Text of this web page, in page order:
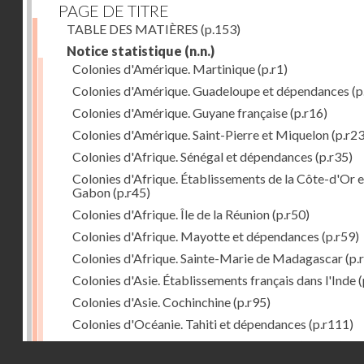
PAGE DE TITRE
TABLE DES MATIÈRES (p.153)
Notice statistique (n.n.)
Colonies d'Amérique. Martinique(p.r1)
Colonies d'Amérique. Guadeloupe et dépendances
Colonies d'Amérique. Guyane française(p.r16)
Colonies d'Amérique. Saint-Pierre et Miquelon
Colonies d'Afrique. Sénégal et dépendances (p.r35)
Colonies d'Afrique. Établissements de la Côte-d'Or
Gabon(p.r45)
Colonies d'Afrique. Île de la Réunion(p.r50)
Colonies d'Afrique. Mayotte et dépendances (p.r59)
Colonies d'Afrique. Sainte-Marie de Madagascar
Colonies d'Asie. Établissements français dans l'Inde
Colonies d'Asie. Cochinchine(p.r95)
Colonies d'Océanie. Tahiti et dépendances (p.r111)
Colonies d'Océanie. Nouvelle-Calédonie(p.r130)